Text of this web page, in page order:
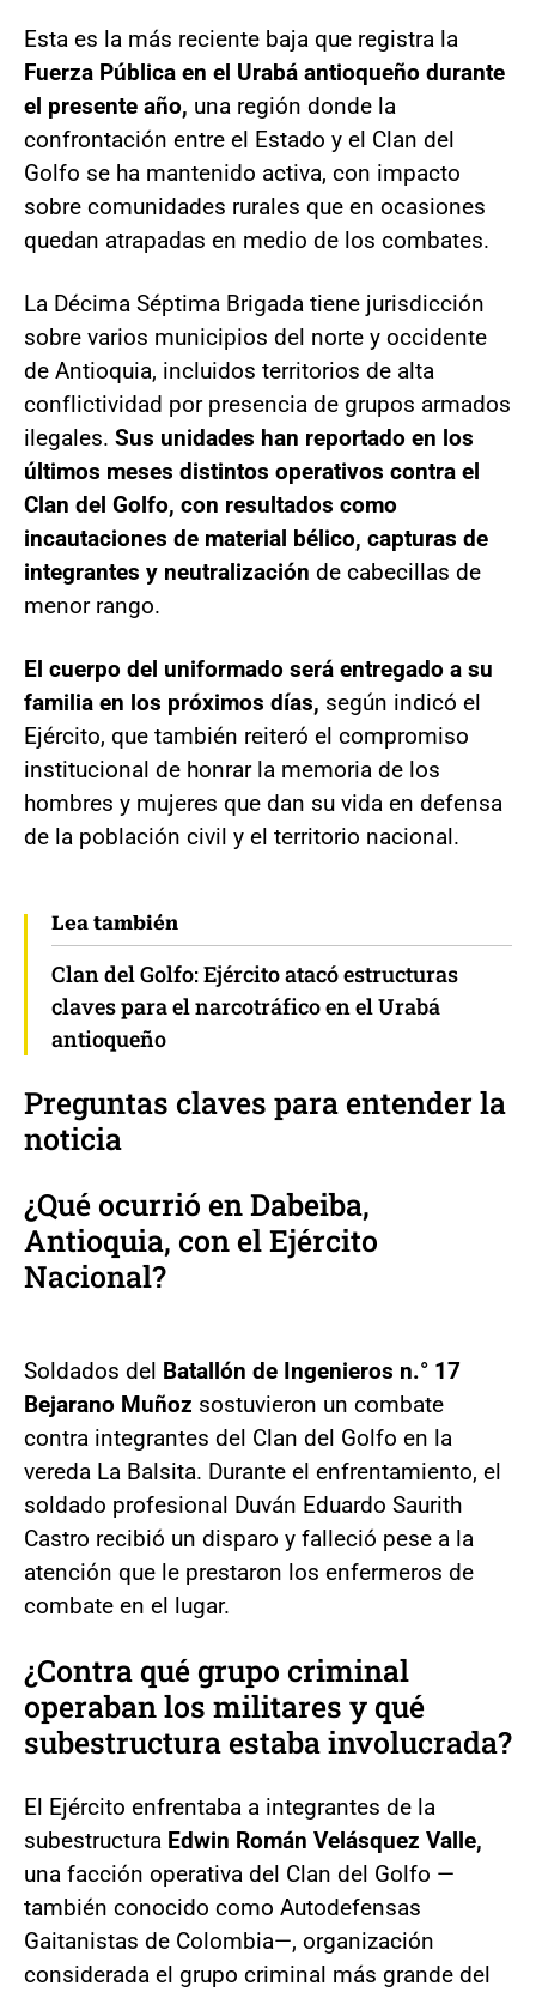
Esta es la más reciente baja que registra la
Fuerza Pública en el Urabá antioqueño durante
el presente año, una región donde la
confrontación entre el Estado y el Clan del
Golfo se ha mantenido activa, con impacto
sobre comunidades rurales que en ocasiones
quedan atrapadas en medio de los combates.
La Décima Séptima Brigada tiene jurisdicción
sobre varios municipios del norte y occidente
de Antioquia, incluidos territorios de alta
conflictividad por presencia de grupos armados
ilegales. Sus unidades han reportado en los
últimos meses distintos operativos contra el
Clan del Golfo, con resultados como
incautaciones de material bélico, capturas de
integrantes y neutralización de cabecillas de
menor rango.
El cuerpo del uniformado será entregado a su
familia en los próximos días, según indicó el
Ejército, que también reiteró el compromiso
institucional de honrar la memoria de los
hombres y mujeres que dan su vida en defensa
de la población civil y el territorio nacional.
Lea también
Clan del Golfo: Ejército atacó estructuras
claves para el narcotráfico en el Urabá
antioqueño
Preguntas claves para entender la
noticia
¿Qué ocurrió en Dabeiba,
Antioquia, con el Ejército
Nacional?
Soldados del Batallón de Ingenieros n.° 17
Bejarano Muñoz sostuvieron un combate
contra integrantes del Clan del Golfo en la
vereda La Balsita. Durante el enfrentamiento, el
soldado profesional Duván Eduardo Saurith
Castro recibió un disparo y falleció pese a la
atención que le prestaron los enfermeros de
combate en el lugar.
¿Contra qué grupo criminal
operaban los militares y qué
subestructura estaba involucrada?
El Ejército enfrentaba a integrantes de la
subestructura Edwin Román Velásquez Valle,
una facción operativa del Clan del Golfo —
también conocido como Autodefensas
Gaitanistas de Colombia—, organización
considerada el grupo criminal más grande del